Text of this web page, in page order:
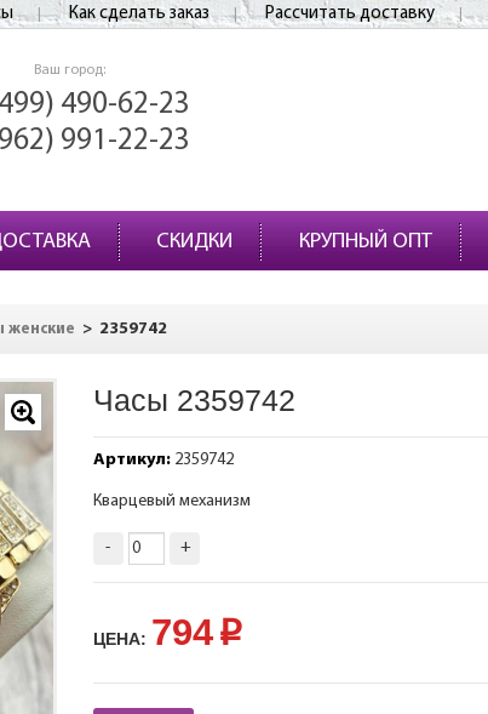
Как сделать заказ Рассчитать доставку
Ваш город:
490-62-23
991-22-23
СКИДКИ КРУПНЫЙ ОПТ
женские > 2359742
Часы 2359742
Артикул:2359742
Кварцевый механизм
- +
ЦЕНА: 794p